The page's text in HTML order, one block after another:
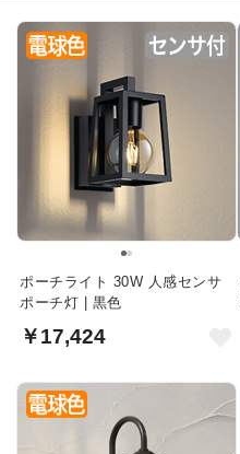
ポーチライト 30W 人感センサ
ポーチ灯 | 黒色
￥17,424